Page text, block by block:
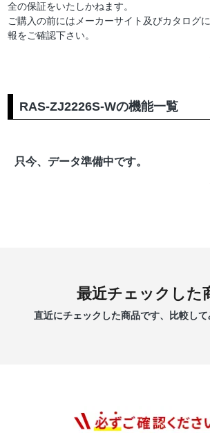
全の保証をいたしかねます。
ご購入の前にはメーカーサイト及びカタログ
報をご確認下さい。
RAS-ZJ2226S-Wの機能一覧
只今、データ準備中です。
最近チェックした
直近にチェックした商品です、比較して